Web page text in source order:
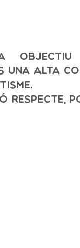
objectiu
alta
respecte,